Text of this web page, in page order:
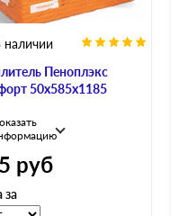
Пеноплэкс
50х585х1185
наличии
руб
за